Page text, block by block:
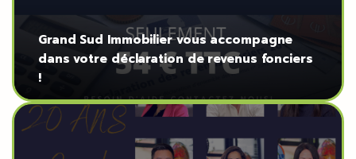
Grand Sud Immobilier vous accompagne
dans votre déclaration de revenus fonciers
!